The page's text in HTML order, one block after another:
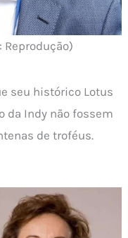
Reprodução)
seu histórico Lotus
da Indy não fossem
de troféus.